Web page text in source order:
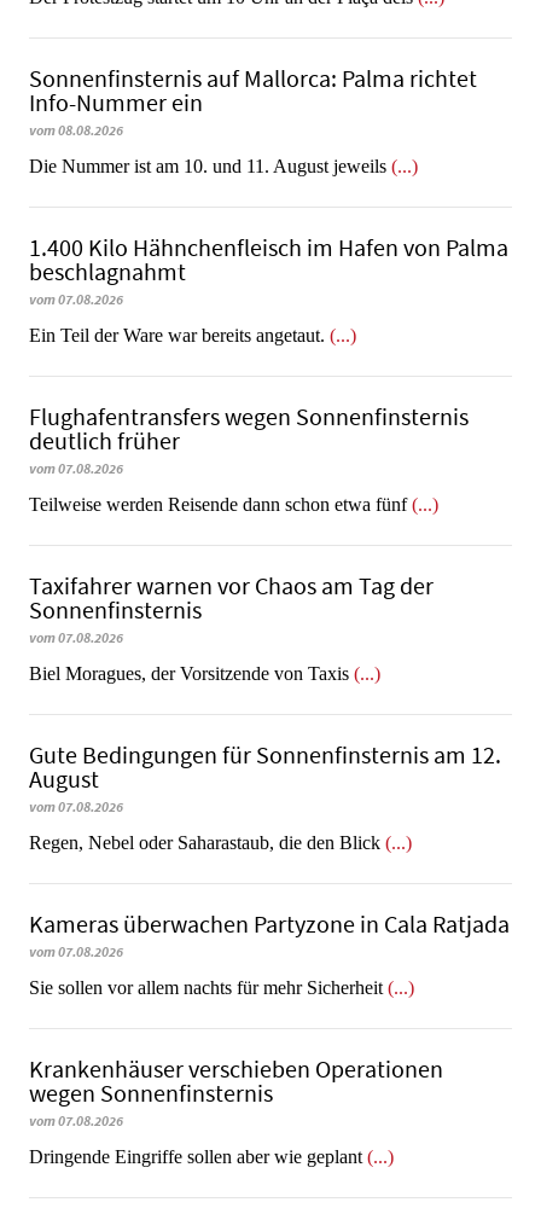
Sonnenfinsternis auf Mallorca: Palma richtet
Info-Nummer ein
vom 08.08.2026
Die Nummer ist am 10. und 11. August jeweils (...)
1.400 Kilo Hähnchenfleisch im Hafen von Palma
beschlagnahmt
vom 07.08.2026
​​​​​​​Ein Teil der Ware war bereits angetaut. (...)
Flughafentransfers wegen Sonnenfinsternis
deutlich früher
vom 07.08.2026
Teilweise werden Reisende dann schon etwa fünf(...)
Taxifahrer warnen vor Chaos am Tag der
Sonnenfinsternis
vom 07.08.2026
​​​​​​​Biel Moragues, der Vorsitzende von Taxis (...)
Gute Bedingungen für Sonnenfinsternis am 12.
August
vom 07.08.2026
Regen, Nebel oder Saharastaub, die den Blick (...)
Kameras überwachen Partyzone in Cala Ratjada
vom 07.08.2026
Sie sollen vor allem nachts für mehr Sicherheit (...)
Krankenhäuser verschieben Operationen
wegen Sonnenfinsternis
vom 07.08.2026
Dringende Eingriffe sollen aber wie geplant (...)